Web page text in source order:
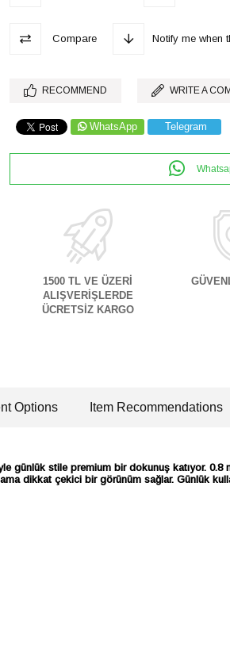
Compare Notify me when
RECOMMEND WRITE A
WhatsApp Telegram
1500 TL VE ÜZERİ
ALIŞVERİŞLERDE
ÜCRETSİZ KARGO
Options Item Recommendations
stile premium bir dokunuş katıyor. 0.8
dikkat çekici bir görünüm sağlar. Günlük